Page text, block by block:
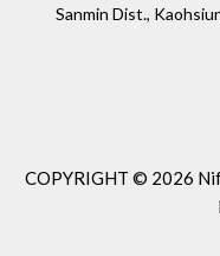
Sanmin Dist.,
COPYRIGHT © 2026